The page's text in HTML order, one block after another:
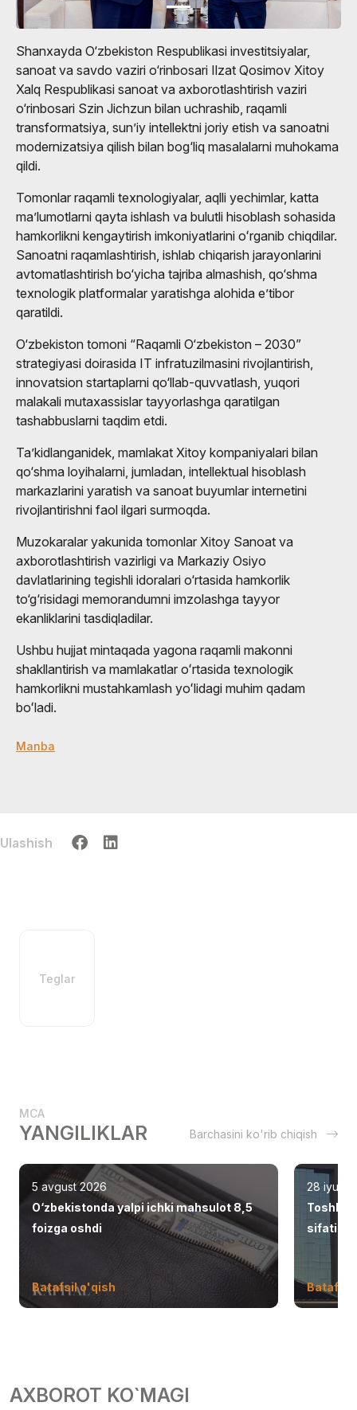
Shanxayda O‘zbekiston Respublikasi investitsiyalar,
sanoat va savdo vaziri o‘rinbosari Ilzat Qosimov Xitoy
Xalq Respublikasi sanoat va axborotlashtirish vaziri
o‘rinbosari Szin Jichzun bilan uchrashib, raqamli
transformatsiya, sun’iy intellektni joriy etish va sanoatni
modernizatsiya qilish bilan bog‘liq masalalarni muhokama
qildi.
Tomonlar raqamli texnologiyalar, aqlli yechimlar, katta
maʼlumotlarni qayta ishlash va bulutli hisoblash sohasida
hamkorlikni kengaytirish imkoniyatlarini oʻrganib chiqdilar.
Sanoatni raqamlashtirish, ishlab chiqarish jarayonlarini
avtomatlashtirish bo‘yicha tajriba almashish, qo‘shma
texnologik platformalar yaratishga alohida e’tibor
qaratildi.
O‘zbekiston tomoni “Raqamli O‘zbekiston – 2030”
strategiyasi doirasida IT infratuzilmasini rivojlantirish,
innovatsion startaplarni qo‘llab-quvvatlash, yuqori
malakali mutaxassislar tayyorlashga qaratilgan
tashabbuslarni taqdim etdi.
Ta’kidlanganidek, mamlakat Xitoy kompaniyalari bilan
qo‘shma loyihalarni, jumladan, intellektual hisoblash
markazlarini yaratish va sanoat buyumlar internetini
rivojlantirishni faol ilgari surmoqda.
Muzokaralar yakunida tomonlar Xitoy Sanoat va
axborotlashtirish vazirligi va Markaziy Osiyo
davlatlarining tegishli idoralari o‘rtasida hamkorlik
to‘g‘risidagi memorandumni imzolashga tayyor
ekanliklarini tasdiqladilar.
Ushbu hujjat mintaqada yagona raqamli makonni
shakllantirish va mamlakatlar oʻrtasida texnologik
hamkorlikni mustahkamlash yoʻlidagi muhim qadam
boʻladi.
Manba
Ulashish
Teglar
MCA
YANGILIKLAR Barchasini ko'rib chiqish
5 avgust 2026
O‘zbekistonda yalpi ichki mahsulot 8,5
foizga oshdi
Batafsil o'qish
28 iyul
Batafsil
AXBOROT KO`MAGI